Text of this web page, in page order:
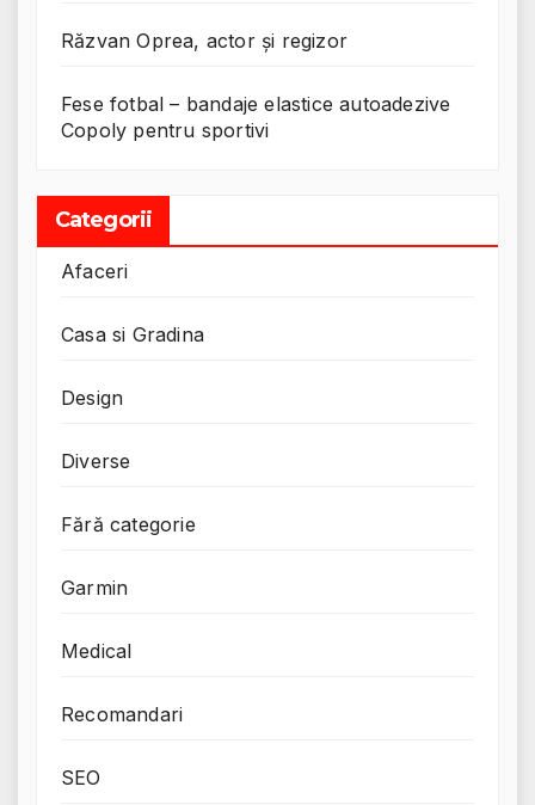
Răzvan Oprea, actor și regizor
Fese fotbal – bandaje elastice autoadezive
Copoly pentru sportivi
Categorii
Afaceri
Casa si Gradina
Design
Diverse
Fără categorie
Garmin
Medical
Recomandari
SEO